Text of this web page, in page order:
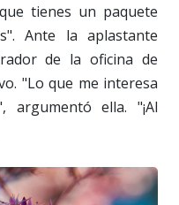
tienes un paquete
Ante la aplastante
de la oficina de
"Lo que me interesa
argumentó ella. "¡Al